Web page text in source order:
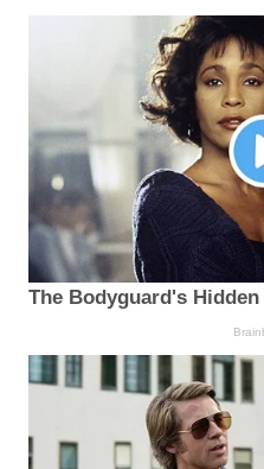
The Bodyguard's